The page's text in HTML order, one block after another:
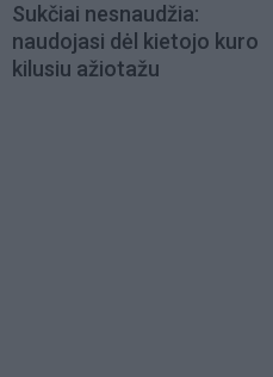
Sukčiai nesnaudžia:
naudojasi dėl kietojo kuro
kilusiu ažiotažu